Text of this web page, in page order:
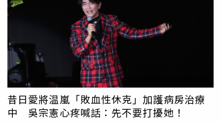
海站、5月30日廣州站及6月13日成都站，皆已宣布延期。
温嵐經紀人先前受訪時透露，她對於無法如期完成工作感到
相當自責，「一見到我就哭著道歉」，令人相當心疼，也讓
外界更加關注她後續恢復情況。
昔日愛將温嵐「敗血性休克」加護病房治療
中 吳宗憲心疼喊話：先不要打擾她！